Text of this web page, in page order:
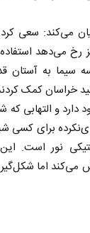
می‌کند: سعی
رخ می‌دهد
سیما به
خراسان کمک
دارد و التهابی
برای
نور است.
اربعین